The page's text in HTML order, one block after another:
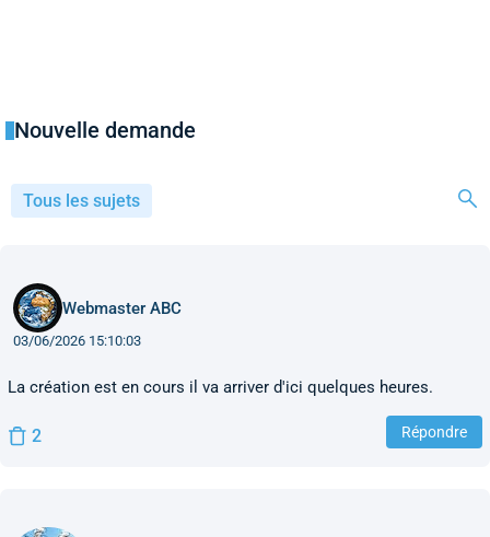
Nouvelle demande
Tous les sujets
Webmaster ABC
03/06/2026 15:10:03
La création est en cours il va arriver d'ici quelques heures.
2 Répondre